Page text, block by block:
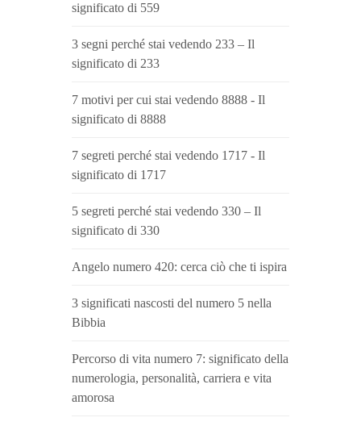
significato di 559
3 segni perché stai vedendo 233 – Il
significato di 233
7 motivi per cui stai vedendo 8888 - Il
significato di 8888
7 segreti perché stai vedendo 1717 - Il
significato di 1717
5 segreti perché stai vedendo 330 – Il
significato di 330
Angelo numero 420: cerca ciò che ti ispira
3 significati nascosti del numero 5 nella
Bibbia
Percorso di vita numero 7: significato della
numerologia, personalità, carriera e vita
amorosa